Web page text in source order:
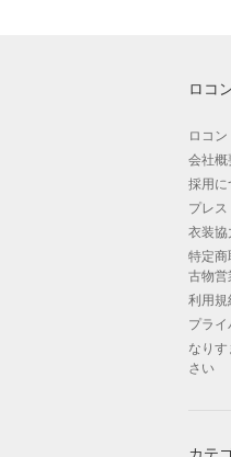
ロコ
ロコ
会社概
採用に
プレス
衣装協
特定商
古物営
利用規
プラ
なり
さい